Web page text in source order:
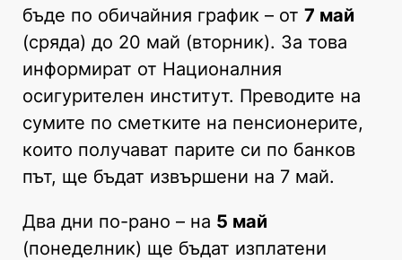
бъде по обичайния график – от 7 май
(сряда) до 20 май (вторник). За това
информират от Националния
осигурителен институт. Преводите на
сумите по сметките на пенсионерите,
които получават парите си по банков
път, ще бъдат извършени на 7 май.
Два дни по-рано – на 5 май
(понеделник) ще бъдат изплатени